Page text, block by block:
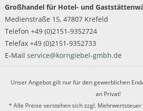
Großhandel für Hotel- und
Medienstraße 15, 47807 Krefeld
Telefon +49 (0)2151-9352724
Telefax +49 (0)2151-9352733
E-Mail service@korngiebel-gmbh.de
Unser Angebot gilt nur für den gewerblichen
an Privat!
* Alle Preise verstehen sich zzgl. Mehrwertsteuer